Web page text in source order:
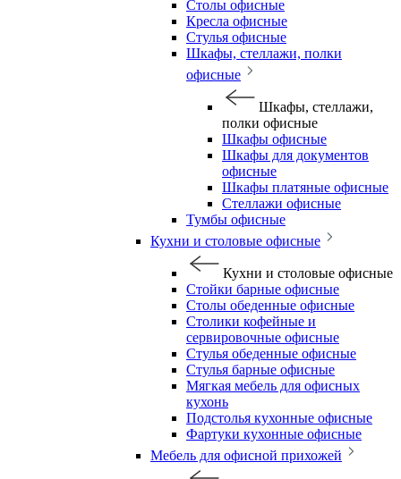
Столы офисные
Кресла офисные
Стулья офисные
Шкафы, стеллажи, полки
офисные
Шкафы, стеллажи,
полки офисные
Шкафы офисные
Шкафы для документов
офисные
Шкафы платяные офисные
Стеллажи офисные
Тумбы офисные
Кухни и столовые офисные
Кухни и столовые офисные
Стойки барные офисные
Столы обеденные офисные
Столики кофейные и
сервировочные офисные
Стулья обеденные офисные
Стулья барные офисные
Мягкая мебель для офисных
кухонь
Подстолья кухонные офисные
Фартуки кухонные офисные
Мебель для офисной прихожей